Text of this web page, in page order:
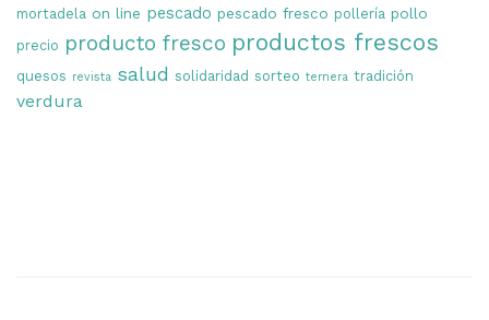
mortadela on line pescado pescado fresco pollería pollo
precio producto fresco productos frescos
quesos revista salud solidaridad sorteo ternera tradición
verdura